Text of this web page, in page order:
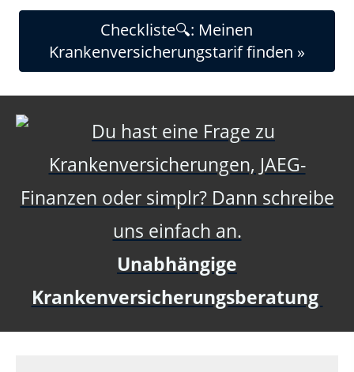
Checkliste🔍: Meinen
Krankenversicherungstarif finden »
Unabhängige
Krankenversicherungsberatung